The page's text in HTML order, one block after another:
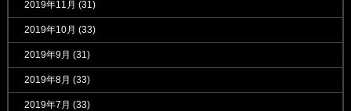
2019年11月 (31)
2019年10月 (33)
2019年9月 (31)
2019年8月 (33)
2019年7月 (33)